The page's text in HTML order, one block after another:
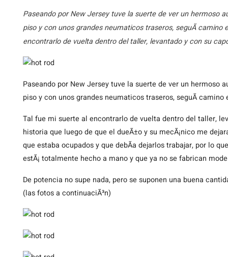
Paseando por New Jersey tuve la suerte de ver un hermoso
piso y con unos grandes neumaticos traseros, seguÃ­
encontrarlo de vuelta dentro del taller, levantado y con su
Paseando por New Jersey tuve la suerte de ver un hermoso
piso y con unos grandes neumaticos traseros, seguÃ­
Tal fue mi suerte al encontrarlo de vuelta dentro del taller,
historia que luego de que el dueÃ±o y su mecÃ¡nico me
que estaba ocupados y que debÃ­a dejarlos trabajar, por lo
estÃ¡ totalmente hecho a mano y que ya no se fabrican
De potencia no supe nada, pero se suponen una buena
(las fotos a continuaciÃ³n)